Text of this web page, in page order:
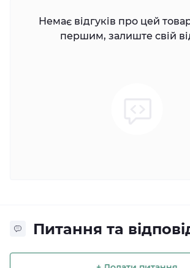
Немає відгуків про цей
першим, залиште свій
Питання та